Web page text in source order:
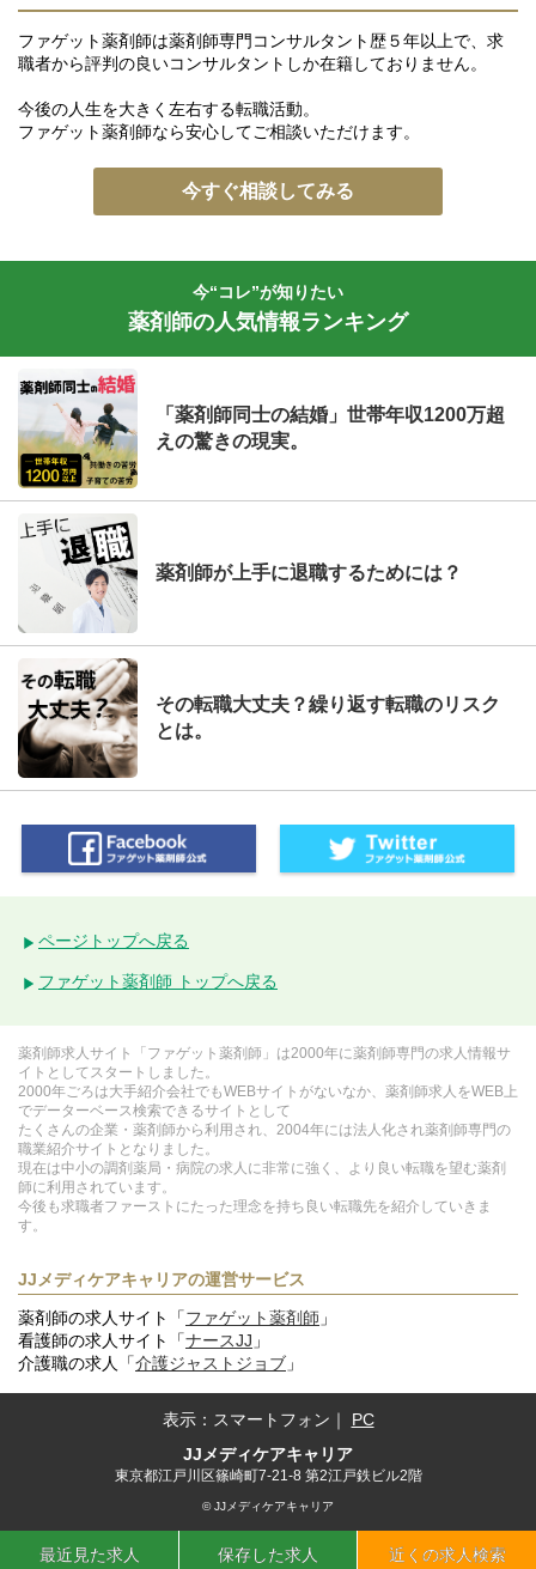
ファゲット薬剤師は薬剤師専門コンサルタント歴５年以上で、求
職者から評判の良いコンサルタントしか在籍しておりません。
今後の人生を大きく左右する転職活動。
ファゲット薬剤師なら安心してご相談いただけます。
今すぐ相談してみる
今“コレ”が知りたい
薬剤師の人気情報ランキング
「薬剤師同士の結婚」世帯年収1200万超
えの驚きの現実。
薬剤師が上手に退職するためには？
その転職大丈夫？繰り返す転職のリスク
とは。
ページトップへ戻る
ファゲット薬剤師 トップへ戻る
薬剤師求人サイト「ファゲット薬剤師」は2000年に薬剤師専門の求人情報サ
イトとしてスタートしました。
2000年ごろは大手紹介会社でもWEBサイトがないなか、薬剤師求人をWEB上
でデーターベース検索できるサイトとして
たくさんの企業・薬剤師から利用され、2004年には法人化され薬剤師専門の
職業紹介サイトとなりました。
現在は中小の調剤薬局・病院の求人に非常に強く、より良い転職を望む薬剤
師に利用されています。
今後も求職者ファーストにたった理念を持ち良い転職先を紹介していきま
す。
JJメディケアキャリアの運営サービス
薬剤師の求人サイト「ファゲット薬剤師 」
看護師の求人サイト「ナースJJ 」
介護職の求人「介護ジャストジョブ 」
表示： スマートフォン ｜ PC
JJメディケアキャリア
東京都江戸川区篠崎町7-21-8 第2江戸鉄ビル2階
© JJメディケアキャリア
最近見た求人 保存した求人 近くの求人検索